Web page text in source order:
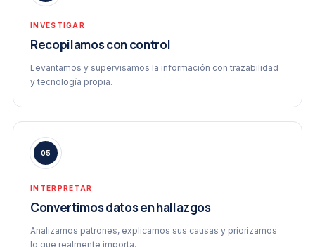
INVESTIGAR
Recopilamos con control
Levantamos y supervisamos la información con trazabilidad
y tecnología propia.
05
INTERPRETAR
Convertimos datos en hallazgos
Analizamos patrones, explicamos sus causas y priorizamos
lo que realmente importa.